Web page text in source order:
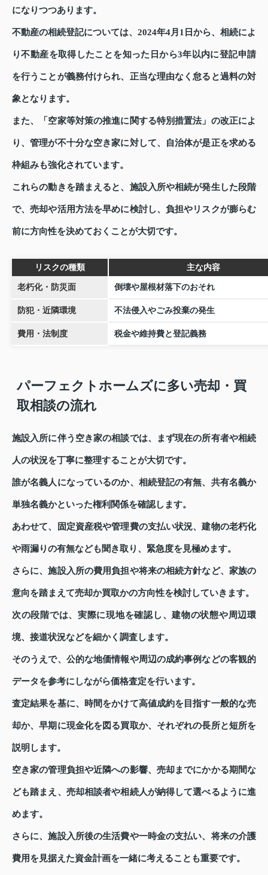
になりつつあります。
不動産の相続登記については、2024年4月1日から、相続によ
り不動産を取得したことを知った日から3年以内に登記申請
を行うことが義務付けられ、正当な理由なく怠ると過料の対
象となります。
また、「空家等対策の推進に関する特別措置法」の改正によ
り、管理が不十分な空き家に対して、自治体が是正を求める
枠組みも強化されています。
これらの動きを踏まえると、施設入所や相続が発生した段階
で、売却や活用方法を早めに検討し、負担やリスクが膨らむ
前に方向性を決めておくことが大切です。
リスクの種類 主な内容
老朽化・防災面 倒壊や屋根材落下のおそれ
防犯・近隣環境 不法侵入やごみ投棄の発生
費用・法制度 税金や維持費と登記義務
パーフェクトホームズに多い売却・買
取相談の流れ
施設入所に伴う空き家の相談では、まず現在の所有者や相続
人の状況を丁寧に整理することが大切です。
誰が名義人になっているのか、相続登記の有無、共有名義か
単独名義かといった権利関係を確認します。
あわせて、固定資産税や管理費の支払い状況、建物の老朽化
や雨漏りの有無なども聞き取り、緊急度を見極めます。
さらに、施設入所の費用負担や将来の相続方針など、家族の
意向を踏まえて売却か買取かの方向性を検討していきます。
次の段階では、実際に現地を確認し、建物の状態や周辺環
境、接道状況などを細かく調査します。
そのうえで、公的な地価情報や周辺の成約事例などの客観的
データを参考にしながら価格査定を行います。
査定結果を基に、時間をかけて高値成約を目指す一般的な売
却か、早期に現金化を図る買取か、それぞれの長所と短所を
説明します。
空き家の管理負担や近隣への影響、売却までにかかる期間な
ども踏まえ、売却相談者や相続人が納得して選べるように進
めます。
さらに、施設入所後の生活費や一時金の支払い、将来の介護
費用を見据えた資金計画を一緒に考えることも重要です。